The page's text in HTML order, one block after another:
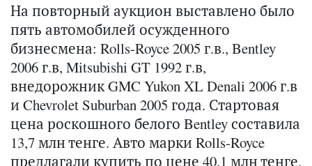
На повторный аукцион выставлено было
пять автомобилей осужденного
бизнесмена: Rolls-Royce 2005 г.в., Bentley
2006 г.в, Mitsubishi GT 1992 г.в,
внедорожник GMC Yukon XL Denali 2006 г.в
и Chevrolet Suburban 2005 года. Стартовая
цена роскошного белого Bentley составила
13,7 млн тенге. Авто марки Rolls-Royce
предлагали купить по цене 40,1 млн тенге.